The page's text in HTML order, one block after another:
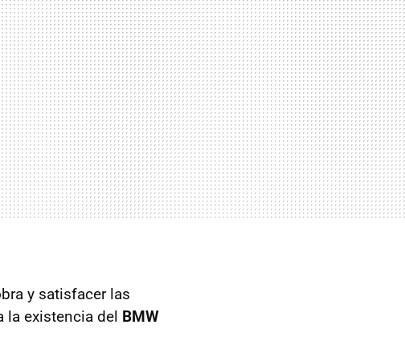
y satisfacer las
la existencia del BMW